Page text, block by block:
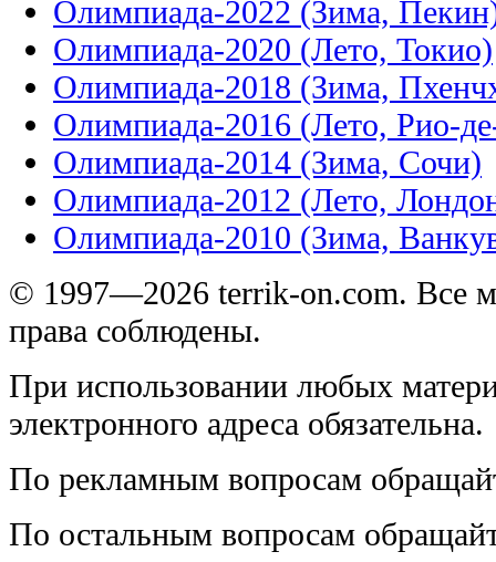
Олимпиада-2022 (Зима,
Олимпиада-2020 (Лето, Токио)
Олимпиада-2018 (Зима,
Олимпиада-2016 (Лето, Рио-
Олимпиада-2014 (Зима, Сочи)
Олимпиада-2012 (Лето,
Олимпиада-2010 (Зима,
© 1997—2026 terrik-on.com. Все
права соблюдены.
При использовании любых
электронного адреса обязательна.
По рекламным вопросам
По остальным вопросам